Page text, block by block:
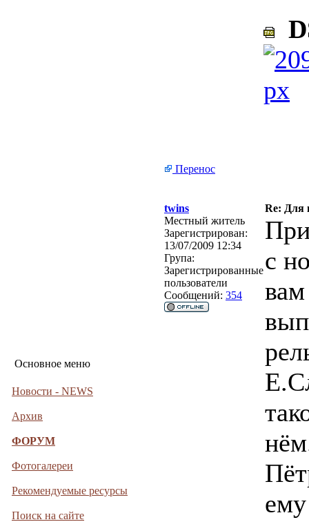
Основное меню
Новости - NEWS
Архив
ФОРУМ
Фотогалереи
Рекомендуемые ресурсы
Поиск на сайте
Перенос
twins
Re: Для
Местный житель
Зарегистрирован:
13/07/2009 12:34
Група:
Зарегистрированные
пользователи
Сообщений: 354
с